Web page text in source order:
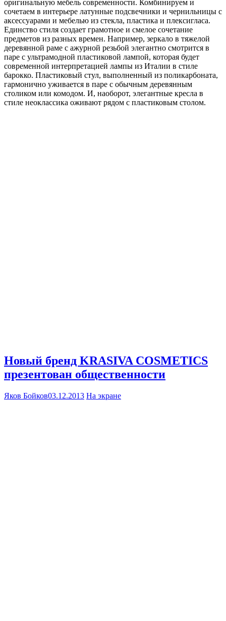
оригинальную мебель современности. Комбинируем и
сочетаем в интерьере латунные подсвечники и чернильницы с
аксессуарами и мебелью из стекла, пластика и плексигласа.
Единство стиля создает грамотное и смелое сочетание
предметов из разных времен. Например, зеркало в тяжелой
деревянной раме с ажурной резьбой элегантно смотрится в
паре с ультрамодной пластиковой лампой, которая будет
современной интерпретацией лампы из Италии в стиле
барокко. Пластиковый стул, выполненный из поликарбоната,
гармонично уживается в паре с обычным деревянным
столиком или комодом. И, наоборот, элегантные кресла в
стиле неоклассика оживают рядом с пластиковым столом.
Новый бренд KRASIVA COSMETICS
презентован общественности
Яков Бойков03.12.2013 На экране